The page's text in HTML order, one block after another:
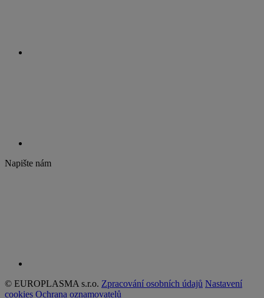
Napište nám
© EUROPLASMA s.r.o. Zpracování osobních údajů Nastavení
cookies Ochrana oznamovatelů